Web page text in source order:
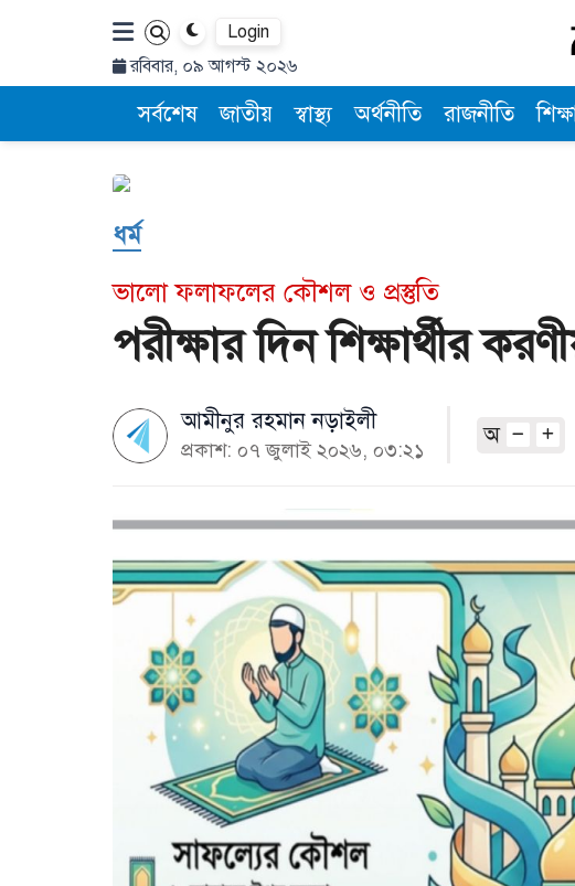
Login
রবিবার, ০৯ আগস্ট ২০২৬
সর্বশেষ জাতীয় স্বাস্থ্য অর্থনীতি রাজনীতি
ধর্ম
ভালো ফলাফলের কৌশল ও প্রস্তুতি
পরীক্ষার দিন শিক্ষার্থীর
আমীনুর রহমান নড়াইলী
প্রকাশ: ০৭ জুলাই ২০২৬, ০৩:২১
অ